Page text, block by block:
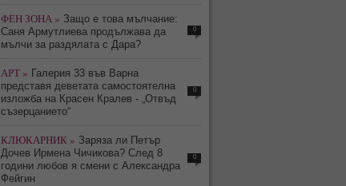
ФЕН ЗОНА » Защо е това мълчание:
Саня Армутлиева продължава да
мълчи за раздялата с Дара?
0
АРТ » Галерия 33 във Варна
представя деветата самостоятелна
изложба на Красен Кралев - „Отвъд
съзерцанието“
0
КЛЮКАРНИК » Заряза ли Петър
Дочев Ирмена Чичикова? След 8
години любов я смени с Александра
Фейгин
0